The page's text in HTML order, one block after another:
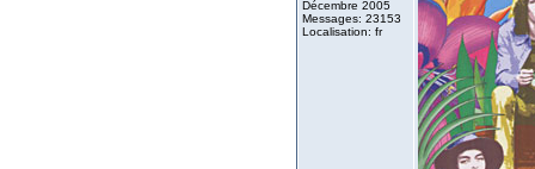
Décembre 2005
Messages: 23153
Localisation: fr